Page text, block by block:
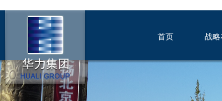
首页 战略